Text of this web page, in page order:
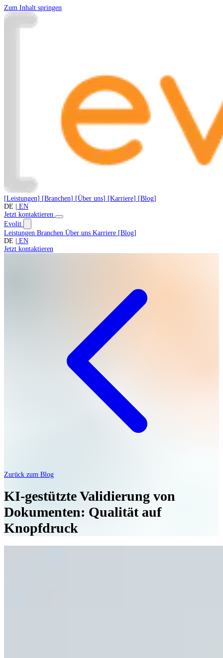
Zum Inhalt springen
[Leistungen] [Branchen] [Über uns] [Karriere] [Blog]
DE
EN
Jetzt kontaktieren
Evolit
Leistungen Branchen Über uns Karriere [Blog]
DE
EN
Jetzt kontaktieren
Zurück zum Blog
KI-gestützte Validierung von
Dokumenten: Qualität auf
Knopfdruck